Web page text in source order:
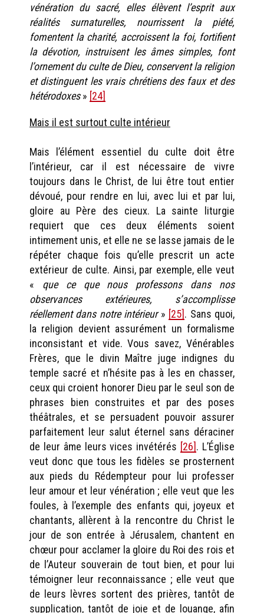
vénération du sacré, elles élèvent l’esprit aux
réalités surnaturelles, nourrissent la piété,
fomentent la charité, accroissent la foi, fortifient
la dévotion, instruisent les âmes simples, font
l’ornement du culte de Dieu, conservent la religion
et distinguent les vrais chrétiens des faux et des
hétérodoxes» [24]
Mais il est surtout culte intérieur
Mais l’élément essentiel du culte doit être
l’intérieur, car il est nécessaire de vivre
toujours dans le Christ, de lui être tout entier
dévoué, pour rendre en lui, avec lui et par lui,
gloire au Père des cieux. La sainte liturgie
requiert que ces deux éléments soient
intimement unis, et elle ne se lasse jamais de le
répéter chaque fois qu’elle prescrit un acte
extérieur de culte. Ainsi, par exemple, elle veut
« que ce que nous professons dans nos
observances extérieures, s’accomplisse
réellement dans notre intérieur» [25]. Sans quoi,
la religion devient assurément un formalisme
inconsistant et vide. Vous savez, Vénérables
Frères, que le divin Maître juge indignes du
temple sacré et n’hésite pas à les en chasser,
ceux qui croient honorer Dieu par le seul son de
phrases bien construites et par des poses
théâtrales, et se persuadent pouvoir assurer
parfaitement leur salut éternel sans déraciner
de leur âme leurs vices invétérés [26]. L’Église
veut donc que tous les fidèles se prosternent
aux pieds du Rédempteur pour lui professer
leur amour et leur vénération ; elle veut que les
foules, à l’exemple des enfants qui, joyeux et
chantants, allèrent à la rencontre du Christ le
jour de son entrée à Jérusalem, chantent en
chœur pour acclamer la gloire du Roi des rois et
de l’Auteur souverain de tout bien, et pour lui
témoigner leur reconnaissance ; elle veut que
de leurs lèvres sortent des prières, tantôt de
supplication, tantôt de joie et de louange, afin